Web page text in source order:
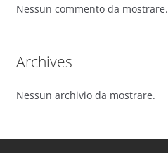
Nessun commento da mostrare.
Archives
Nessun archivio da mostrare.